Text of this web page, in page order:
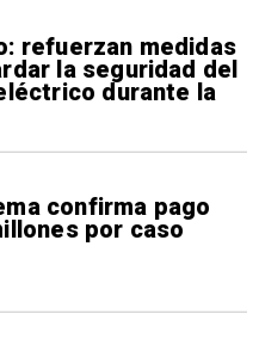
refuerzan medidas
la seguridad del
durante la
confirma pago
por caso